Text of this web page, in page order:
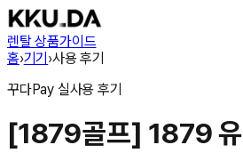
렌탈 상품가이드
홈›기기›사용 후기
꾸다Pay 실사용 후기
[1879골프] 1879 유